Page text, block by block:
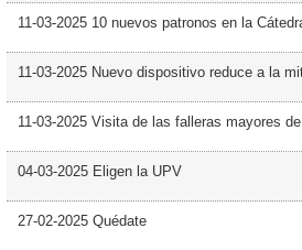
11-03-2025 10 nuevos patronos en la
11-03-2025 Nuevo dispositivo reduce a la
11-03-2025 Visita de las falleras mayores
04-03-2025 Eligen la UPV
27-02-2025 Quédate